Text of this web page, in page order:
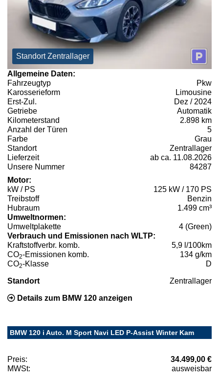
Standort Zentrallager
Allgemeine Daten:
Fahrzeugtyp
Pkw
Karosserieform
Limousine
Erst-Zul.
Dez / 2024
Getriebe
Automatik
Kilometerstand
2.898 km
Anzahl der Türen
5
Farbe
Grau
Standort
Zentrallager
Lieferzeit
ab ca. 11.08.2026
Unsere Nummer
84287
Motor:
kW / PS
125 kW / 170 PS
Treibstoff
Benzin
Hubraum
1.499 cm³
Umweltnormen:
Umweltplakette
4 (Green)
Verbrauch und Emissionen nach WLTP:
Kraftstoffverbr. komb.
5,9 l/100km
CO2-Emissionen komb.
134 g/km
CO2-Klasse D
Standort Zentrallager
Details zum BMW 120 anzeigen
BMW 120 i Auto. M Sport Navi LED P-Assist Winter Kam
Preis:
34.499,00 €
MWSt:
ausweisbar